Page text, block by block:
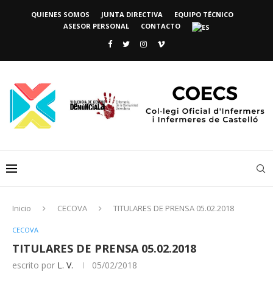
QUIENES SOMOS JUNTA DIRECTIVA
EQUIPO TÉCNICO
ASESOR PERSONAL
CONTACTO
Inicio CECOVA TITULARES DE PRENSA 05.02.2018
CECOVA
TITULARES DE PRENSA 05.02.2018
escrito por L. V. 05/02/2018